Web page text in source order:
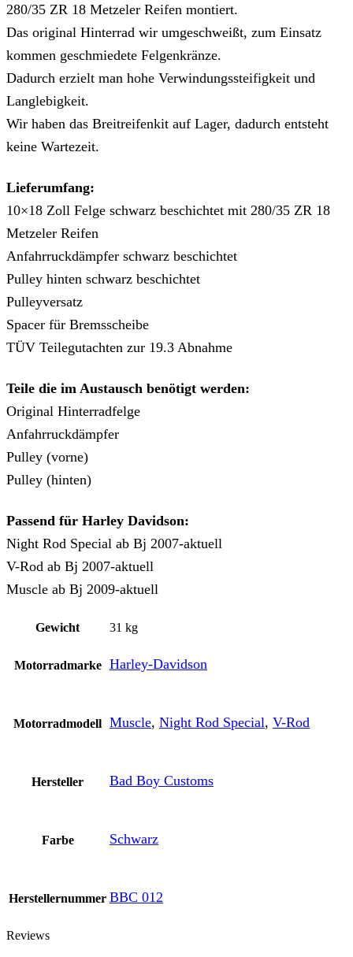
280/35 ZR 18 Metzeler Reifen montiert.
Das original Hinterrad wir umgeschweißt, zum Einsatz
kommen geschmiedete Felgenkränze.
Dadurch erzielt man hohe Verwindungssteifigkeit und
Langlebigkeit.
Wir haben das Breitreifenkit auf Lager, dadurch entsteht
keine Wartezeit.
Lieferumfang:
10×18 Zoll Felge schwarz beschichtet mit 280/35 ZR 18
Metzeler Reifen
Anfahrruckdämpfer schwarz beschichtet
Pulley hinten schwarz beschichtet
Pulleyversatz
Spacer für Bremsscheibe
TÜV Teilegutachten zur 19.3 Abnahme
Teile die im Austausch benötigt werden:
Original Hinterradfelge
Anfahrruckdämpfer
Pulley (vorne)
Pulley (hinten)
Passend für Harley Davidson:
Night Rod Special ab Bj 2007-aktuell
V-Rod ab Bj 2007-aktuell
Muscle ab Bj 2009-aktuell
Gewicht 31 kg
Motorradmarke Harley-Davidson
Motorradmodell Muscle, Night Rod Special, V-Rod
Hersteller Bad Boy Customs
Farbe Schwarz
Herstellernummer BBC 012
Reviews